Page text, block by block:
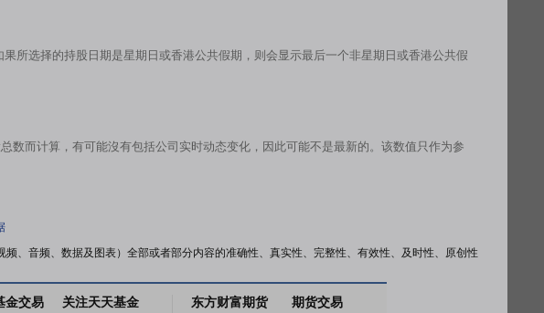
所选择的持股日期是星期日或香港公共假期，则会显示最后一个非星期日或香港公共假
而计算，有可能沒有包括公司实时动态变化，因此可能不是最新的。该数值只作为参
、音频、数据及图表）全部或者部分内容的准确性、真实性、完整性、有效性、及时性、原创性
金交易 关注天天基金 东方财富期货 期货交易